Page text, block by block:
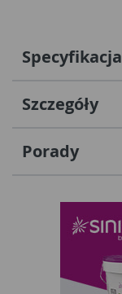
Specyfikacja
Szczegóły
Porady